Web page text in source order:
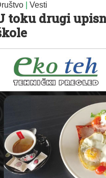
Vesti
toku drugi